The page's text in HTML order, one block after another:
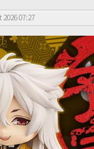
07:27